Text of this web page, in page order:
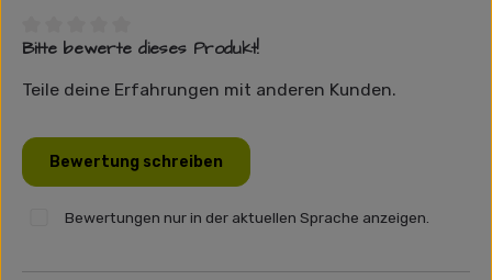
Durchschnittliche Bewertung von 0 von 5 Sternen
Bitte bewerte dieses Produkt!
Teile deine Erfahrungen mit anderen Kunden.
Bewertung schreiben
Bewertungen nur in der aktuellen Sprache anzeigen.